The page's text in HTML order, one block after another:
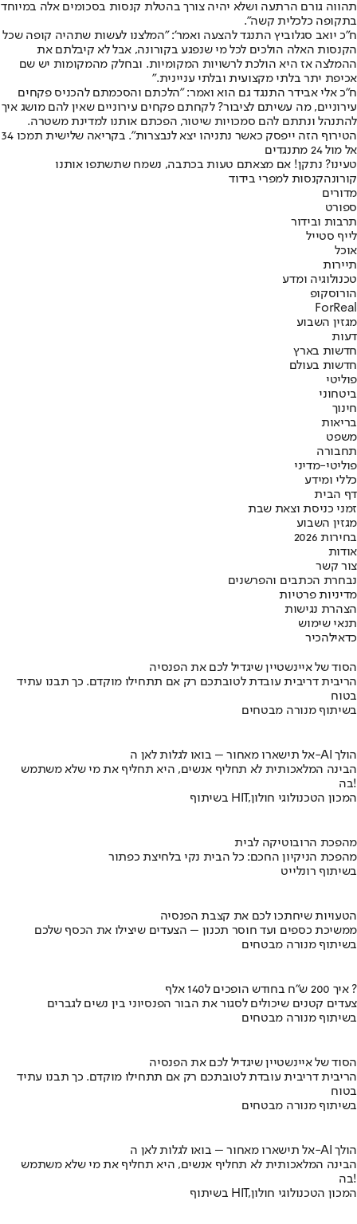
תהווה גורם הרתעה ושלא יהיה צורך בהטלת קנסות בסכומים אלה במיוחד
בתקופה כלכלית קשה".
ח"כ יואב סגלוביץ התנגד להצעה ואמר': "המלצנו לעשות שתהיה קופה שכל
הקנסות האלה הולכים לכל מי שנפגע בקורונה, אבל לא קיבלתם את
ההמלצה אז היא הולכת לרשויות המקומיות. ובחלק מהמקומות יש שם
אכיפת יתר בלתי מקצועית ובלתי עניינית."
ח"כ אלי אבידר התנגד גם הוא ואמר: "הלכתם והסכמתם להכניס פקחים
עירוניים, מה עשיתם לציבור? לקחתם פקחים עירוניים שאין להם מושג איך
להתנהל ונתתם להם סמכויות שיטור, הפכתם אותנו למדינת משטרה.
הטירוף הזה ייפסק כאשר נתניהו יצא לנבצרות". בקריאה שלישית תמכו 34
אל מול 24 מתנגדים
טעינו? נתקן! אם מצאתם טעות בכתבה, נשמח שתשתפו אותנו
קורונהקנסות למפרי בידוד
מדורים
ספורט
תרבות ובידור
לייף סטייל
אוכל
תיירות
טכנולוגיה ומדע
הורוסקופ
ForReal
מגזין השבוע
דעות
חדשות בארץ
חדשות בעולם
פוליטי
ביטחוני
חינוך
בריאות
משפט
תחבורה
פוליטי-מדיני
כללי ומידע
דף הבית
זמני כניסת וצאת שבת
מגזין השבוע
בחירות 2026
אודות
צור קשר
נבחרת הכתבים והפרשנים
מדיניות פרטיות
הצהרת נגישות
תנאי שימוש
כדאילהכיר
הסוד של איינשטיין שיגדיל לכם את הפנסיה
הריבית דריבית עובדת לטובתכם רק אם תתחילו מוקדם. כך תבנו עתיד
בטוח
בשיתוף מנורה מבטחים
אל תישארו מאחור – בואו לגלות לאן ה-AI הולך
הבינה המלאכותית לא תחליף אנשים, היא תחליף את מי שלא משתמש
בה!
בשיתוף HIT,המכון הטכנולוגי חולון
מהפכת הרובוטיקה לבית
מהפכת הניקיון החכם: כל הבית נקי בלחיצת כפתור
בשיתוף רונלייט
הטעויות שיחתכו לכם את קצבת הפנסיה
ממשיכת כספים ועד חוסר תכנון – הצעדים שיצילו את הכסף שלכם
בשיתוף מנורה מבטחים
איך 200 ש"ח בחודש הופכים ל140 אלף ?
צעדים קטנים שיכולים לסגור את הבור הפנסיוני בין נשים לגברים
בשיתוף מנורה מבטחים
הסוד של איינשטיין שיגדיל לכם את הפנסיה
הריבית דריבית עובדת לטובתכם רק אם תתחילו מוקדם. כך תבנו עתיד
בטוח
בשיתוף מנורה מבטחים
אל תישארו מאחור – בואו לגלות לאן ה-AI הולך
הבינה המלאכותית לא תחליף אנשים, היא תחליף את מי שלא משתמש
בה!
בשיתוף HIT,המכון הטכנולוגי חולון